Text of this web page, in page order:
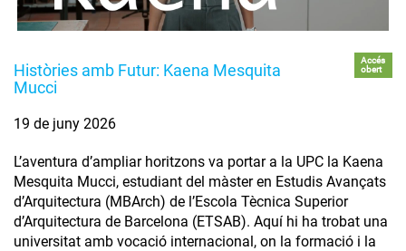
Històries amb Futur: Kaena Mesquita
Mucci
Accés
obert
19 de juny 2026
L’aventura d’ampliar horitzons va portar a la UPC la Kaena
Mesquita Mucci, estudiant del màster en Estudis Avançats
d’Arquitectura (MBArch) de l’Escola Tècnica Superior
d’Arquitectura de Barcelona (ETSAB). Aquí hi ha trobat una
universitat amb vocació internacional, on la formació i la